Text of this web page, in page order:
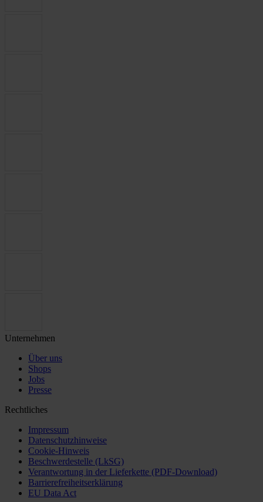
Unternehmen
Über uns
Shops
Jobs
Presse
Rechtliches
Impressum
Datenschutzhinweise
Cookie-Hinweis
Beschwerdestelle (LkSG)
Verantwortung in der Lieferkette (PDF-Download)
Barrierefreiheitserklärung
EU Data Act